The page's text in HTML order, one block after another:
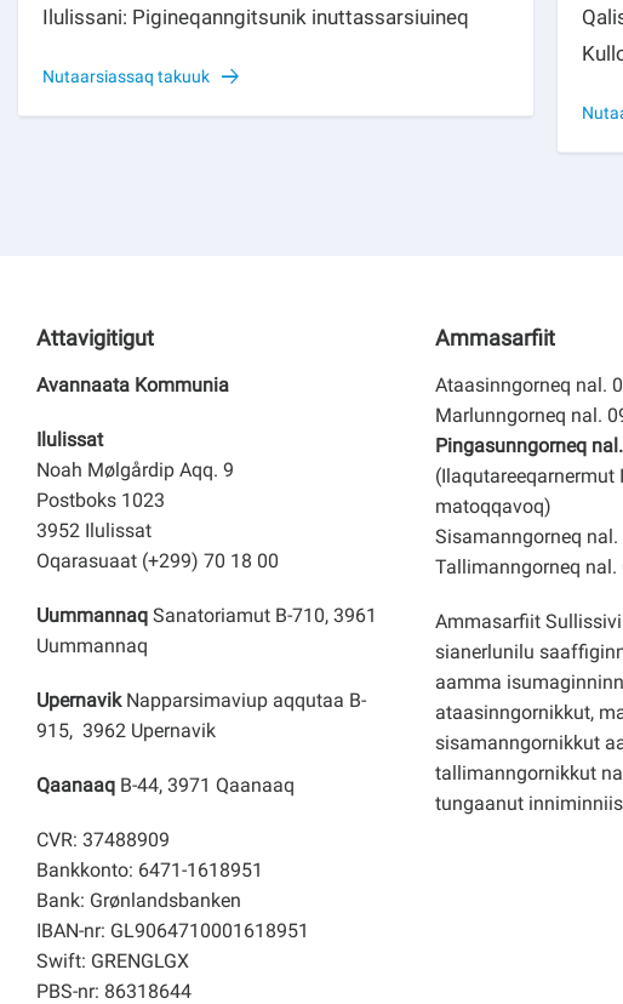
Ilulissani: Pigineqanngitsunik inuttassarsiuineq
Nutaarsiassaq takuuk
Attavigitigut
Avannaata Kommunia
Ilulissat
Noah Mølgårdip Aqq. 9
Postboks 1023
3952 Ilulissat
Oqarasuaat (+299) 70 18 00
Uummannaq Sanatoriamut B-710, 3961
Uummannaq
Upernavik Napparsimaviup aqqutaa B-
915, 3962 Upernavik
Qaanaaq B-44, 3971 Qaanaaq
CVR: 37488909
Bankkonto: 6471-1618951
Bank: Grønlandsbanken
IBAN-nr: GL9064710001618951
Swift: GRENGLGX
PBS-nr: 86318644
Ammasarfiit
Ataasinngorneq nal.
Marlunngorneq nal.
Pingasunngorneq
(Ilaqutareeqarnermut
matoqqavoq)
Sisamanngorneq
Tallimanngorneq nal.
Ammasarfiit
sianerlunilu
aamma
ataasinngornikkut,
sisamanngornikkut
tallimanngornikkut
tungaanut